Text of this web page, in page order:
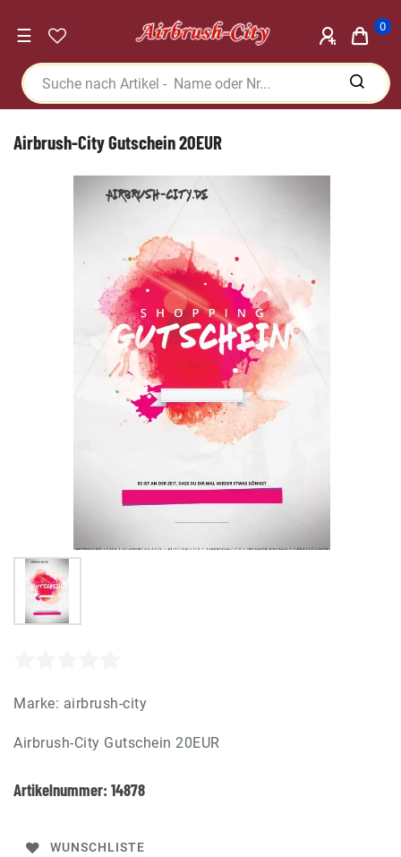
☰ 0
Airbrush-City Gutschein 20EUR
Marke: airbrush-city
Airbrush-City Gutschein 20EUR
Artikelnummer: 14878
WUNSCHLISTE